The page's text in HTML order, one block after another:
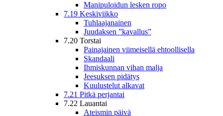
Manipuloidun lesken ropo
7.19 Keskiviikko
Tuhlaajanainen
Juudaksen ”kavallus”
7.20 Torstai
Painajainen viimeisellä ehtoollisella
Skandaali
Ihmiskunnan vihan malja
Jeesuksen pidätys
Kuulustelut alkavat
7.21 Pitkä perjantai
7.22 Lauantai
Ateismin päivä